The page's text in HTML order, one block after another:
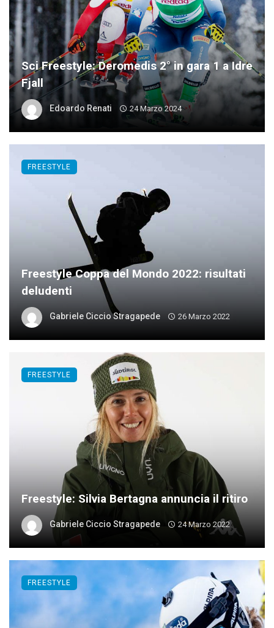
Sci Freestyle: Deromedis 2° in gara 1 a Idre
Fjall
Edoardo Renati 24 Marzo 2024
Freestyle Coppa del Mondo 2022: risultati
deludenti
Gabriele Ciccio Stragapede 26 Marzo 2022
FREESTYLE
Freestyle: Silvia Bertagna annuncia il ritiro
Gabriele Ciccio Stragapede 24 Marzo 2022
FREESTYLE
FREESTYLE